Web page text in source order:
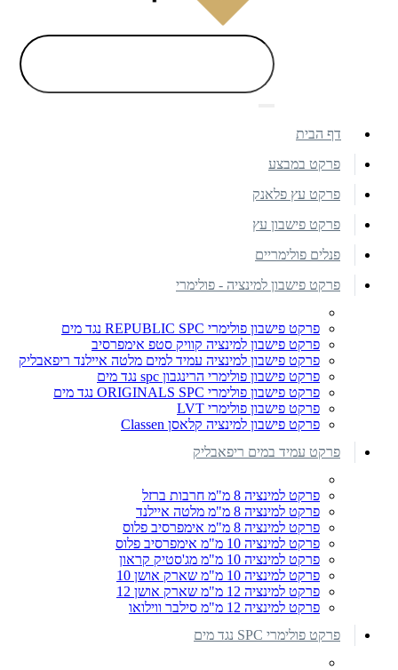
דף הבית
פרקט במבצע
פרקט עץ פלאנק
פרקט פישבון עץ
פנלים פולימריים
פרקט פישבון למינציה - פולימרי
פרקט פישבון פולימרי REPUBLIC SPC נגד מים
פרקט פישבון למינציה קוויק סטפ אימפרסיב
פרקט פישבון למינציה עמיד למים מלטה איילנד ריפאבליק
פרקט פישבון פולימרי הרינגבון spc נגד מים
פרקט פישבון פולימרי ORIGINALS SPC נגד מים
פרקט פישבון פולימרי LVT
פרקט פישבון למינציה קלאסן Classen
פרקט עמיד במים ריפאבליק
פרקט למינציה 8 מ"מ חרבות ברזל
פרקט למינציה 8 מ"מ מלטה איילנד
פרקט למינציה 8 מ"מ אימפרסיב פלוס
פרקט למינציה 10 מ"מ אימפרסיב פלוס
פרקט למינציה 10 מ"מ מג'סטיק קראון
פרקט למינציה 10 מ"מ שארק אושן 10
פרקט למינציה 12 מ"מ שארק אושן 12
פרקט למינציה 12 מ"מ סילבר ווילואו
פרקט פולימרי SPC נגד מים